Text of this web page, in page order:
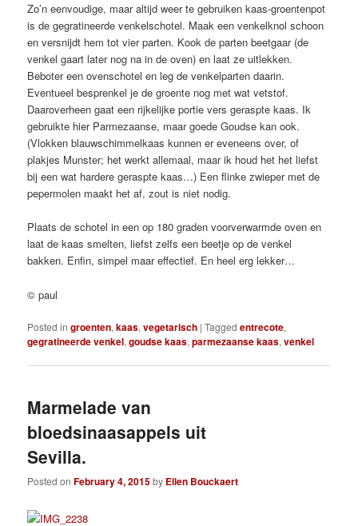
Zo’n eenvoudige, maar altijd weer te gebruiken kaas-groentenpot
is de gegratineerde venkelschotel. Maak een venkelknol schoon
en versnijdt hem tot vier parten. Kook de parten beetgaar (de
venkel gaart later nog na in de oven) en laat ze uitlekken.
Beboter een ovenschotel en leg de venkelparten daarin.
Eventueel besprenkel je de groente nog met wat vetstof.
Daaroverheen gaat een rijkelijke portie vers geraspte kaas. Ik
gebruikte hier Parmezaanse, maar goede Goudse kan ook.
(Vlokken blauwschimmelkaas kunnen er eveneens over, of
plakjes Munster; het werkt allemaal, maar ik houd het het liefst
bij een wat hardere geraspte kaas…) Een flinke zwieper met de
pepermolen maakt het af, zout is niet nodig.
Plaats de schotel in een op 180 graden voorverwarmde oven en
laat de kaas smelten, liefst zelfs een beetje op de venkel
bakken. Enfin, simpel maar effectief. En heel erg lekker…
© paul
Posted in groenten,kaas,vegetarisch |Tagged entrecote,
gegratineerde venkel,goudse kaas,parmezaanse kaas,venkel
Marmelade van
bloedsinaasappels uit
Sevilla.
Posted onFebruary 4, 2015by Ellen Bouckaert